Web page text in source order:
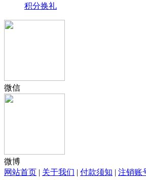
积分换礼
微信
微博
网站首页 | 关于我们 | 付款须知 | 注销账